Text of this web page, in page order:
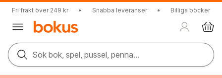
Fri frakt över 249 kr • Snabba leveranser • Billiga böcker
Sök bok, spel, pussel, penna...